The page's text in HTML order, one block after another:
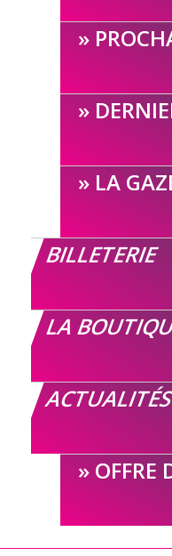
LA
BILLETERIE
LA
OFFRE